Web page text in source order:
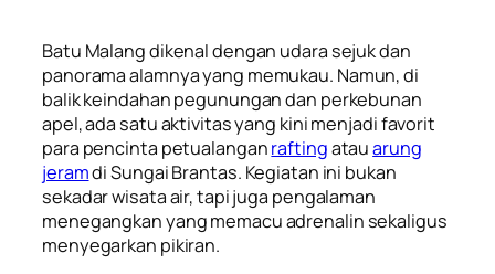
Batu Malang dikenal dengan udara sejuk dan
panorama alamnya yang memukau. Namun, di
balik keindahan pegunungan dan perkebunan
apel, ada satu aktivitas yang kini menjadi favorit
para pencinta petualanganraftingatauarung
jeramdi Sungai Brantas. Kegiatan ini bukan
sekadar wisata air, tapi juga pengalaman
menegangkan yang memacu adrenalin sekaligus
menyegarkan pikiran.